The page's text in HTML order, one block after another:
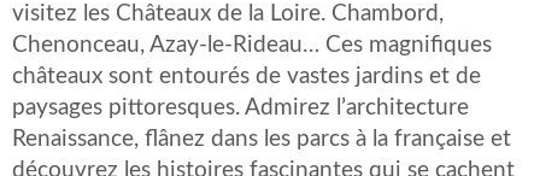
visitez les Châteaux de la Loire. Chambord,
Chenonceau, Azay-le-Rideau… Ces magnifiques
châteaux sont entourés de vastes jardins et de
paysages pittoresques. Admirez l’architecture
Renaissance, flânez dans les parcs à la française et
découvrez les histoires fascinantes qui se cachent